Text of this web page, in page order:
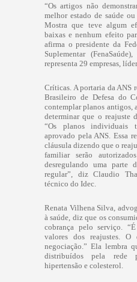
“Os artigos não
melhor estado de saúde
Mostra que teve algum
baixas e nenhum efeito
afirma o presidente da
Suplementar
representa 29 empresas,
Críticas. A portaria da ANS
Brasileiro de Defesa do
contemplar planos antigos,
determinar que o reajuste
“Os planos individuais
aprovado pela ANS. Essa
cláusula dizendo que o
familiar serão
desregulando uma parte
regular”, diz Claudio
técnico do Idec.
Renata Vilhena Silva,
à saúde, diz que os
cobrança pelo serviço.
valores dos reajustes.
negociação.” Ela lembra
distribuídos pela rede
hipertensão e colesterol.